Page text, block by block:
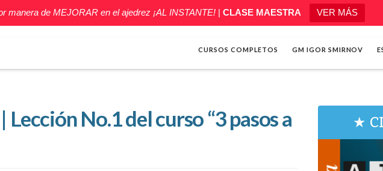
manera de MEJORAR en el ajedrez ¡AL INSTANTE!| CLASE MAESTRA VER MÁS
CURSOS COMPLETOS GM IGOR SMIRNOV
No.1 del curso “3 pasos a
★